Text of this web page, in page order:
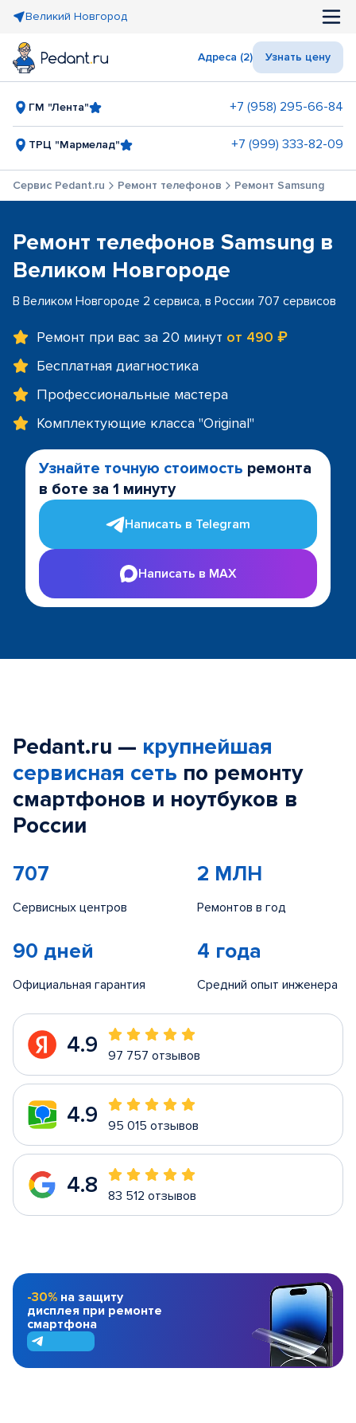
Великий Новгород
Адреса (2) Узнать цену
ГМ "Лента" +7 (958) 295-66-84
ТРЦ "Мармелад" +7 (999) 333-82-09
Сервис Pedant.ru Ремонт телефонов Ремонт Samsung
Ремонт телефонов Samsung в
Великом Новгороде
В Великом Новгороде 2 сервиса, в России 707 сервисов
Ремонт при вас за 20 минут от 490 ₽
Бесплатная диагностика
Профессиональные мастера
Комплектующие класса "Original"
Узнайте точную стоимость ремонта
в боте за 1 минуту
Написать в Telegram
Написать в MAX
Pedant.ru — крупнейшая
сервисная сеть по ремонту
смартфонов и ноутбуков в
России
707
Сервисных центров
2 МЛН
Ремонтов в год
90 дней
Официальная гарантия
4 года
Средний опыт инженера
4.9 97 757 отзывов
4.9 95 015 отзывов
4.8 83 512 отзывов
-30% на защиту
дисплея при ремонте
смартфона